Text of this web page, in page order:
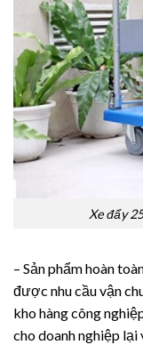
Xe đẩy
– Sản phẩm hoàn
được nhu cầu vận
kho hàng công
cho doanh nghiệp